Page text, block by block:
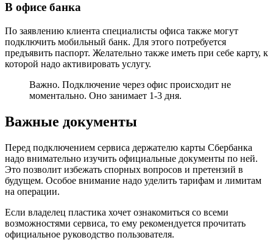
В офисе банка
По заявлению клиента специалисты офиса также могут
подключить мобильный банк. Для этого потребуется
предъявить паспорт. Желательно также иметь при себе карту, к
которой надо активировать услугу.
Важно. Подключение через офис происходит не
моментально. Оно занимает 1-3 дня.
Важные документы
Перед подключением сервиса держателю карты Сбербанка
надо внимательно изучить официальные документы по ней.
Это позволит избежать спорных вопросов и претензий в
будущем. Особое внимание надо уделить тарифам и лимитам
на операции.
Если владелец пластика хочет ознакомиться со всеми
возможностями сервиса, то ему рекомендуется прочитать
официальное руководство пользователя.